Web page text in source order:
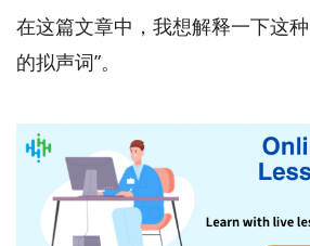
在这篇文章中，我想解释一下这
的拟声词”。